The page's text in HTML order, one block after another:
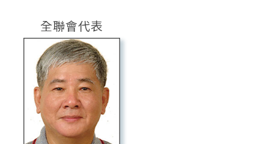
全聯會代表